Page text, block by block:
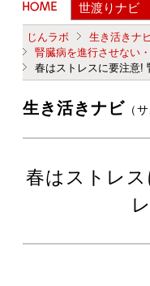
じんラボ
生き活きナ
腎臓病を進行させない
春はストレスに要注意!
生き活きナビ （
春はストレ